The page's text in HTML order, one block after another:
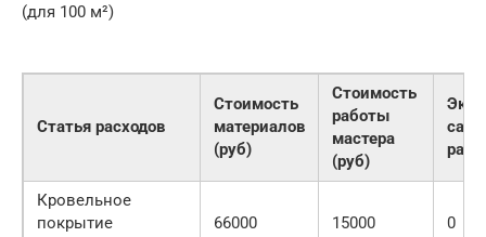
(для 100 м²)
Статья расходов
Стоимость
материалов
(руб)
Стоимость
работы
мастера
(руб)
Кровельное
покрытие
66000 15000 0